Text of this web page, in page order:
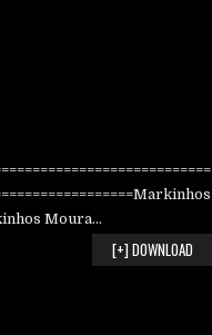
Moura...
[+] DOWNLOAD